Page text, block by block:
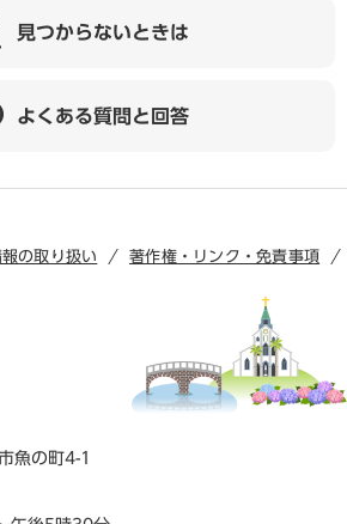
見つからないときは
よくある質問と回答
の取り扱い
著作権・リンク・免責事項
魚の町4-1